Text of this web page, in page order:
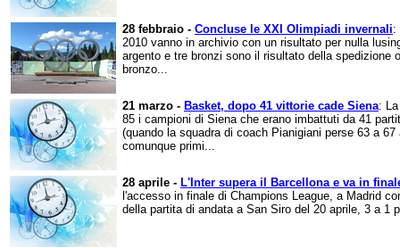
28 febbraio - Concluse le XXI Olimpiadi invernali:
2010 vanno in archivio con un risultato per nulla
argento e tre bronzi sono il risultato della spedizione
bronzo...
21 marzo - Basket, dopo 41 vittorie cade Siena:
85 i campioni di Siena che erano imbattuti da 41
(quando la squadra di coach Pianigiani perse 63 a
comunque primi...
28 aprile - L'Inter supera il Barcellona e va in
l'accesso in finale di Champions League, a Madrid
della partita di andata a San Siro del 20 aprile, 3 a 1